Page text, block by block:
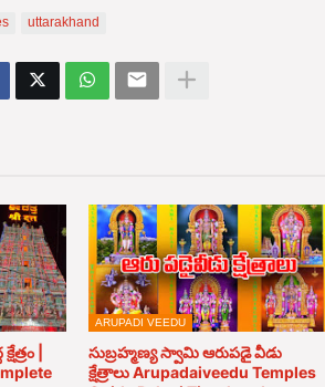
uttarakhand
|
ARUPADI VEEDU
సుబ్రహ్మణ్య స్వామి ఆరుపడై వీడు
క్షేత్రాలు Arupadaiveedu Temples